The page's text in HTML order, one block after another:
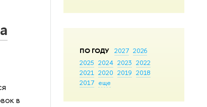
ПО ГОДУ 2027 2026
2025 2024 2023 2022
2021 2020 2019 2018
2017 еще
в